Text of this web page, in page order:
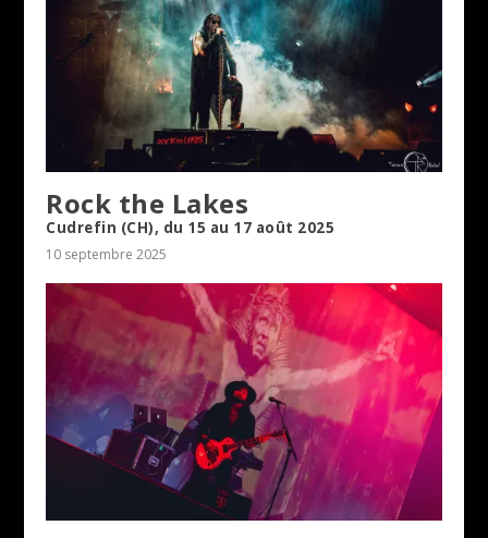
Rock the Lakes
Cudrefin (CH), du 15 au 17 août 2025
10 septembre 2025